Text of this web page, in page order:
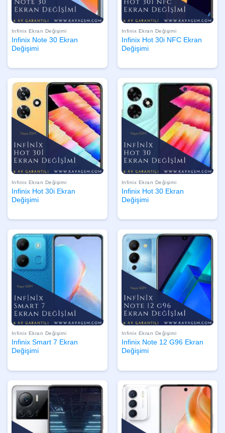
Infinix Ekran Değişimi
Infinix Note 30 Ekran
Değişimi
Infinix Ekran Değişimi
Infinix Hot 30i NFC Ekran
Değişimi
Infinix Ekran Değişimi
Infinix Hot 30i Ekran
Değişimi
Infinix Ekran Değişimi
Infinix Hot 30 Ekran
Değişimi
Infinix Ekran Değişimi
Infinix Smart 7 Ekran
Değişimi
Infinix Ekran Değişimi
Infinix Note 12 G96 Ekran
Değişimi